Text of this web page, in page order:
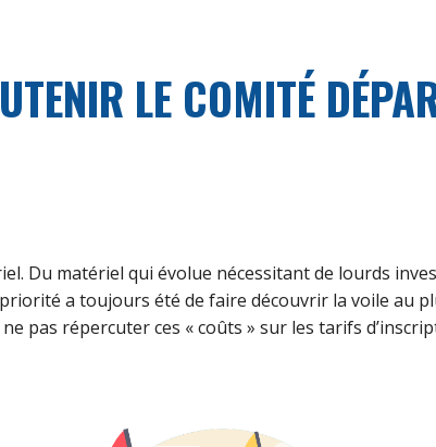
LE COMITÉ
Du matériel qui évolue nécessitant de lourds
a toujours été de faire découvrir la voile au
pas répercuter ces « coûts » sur les tarifs